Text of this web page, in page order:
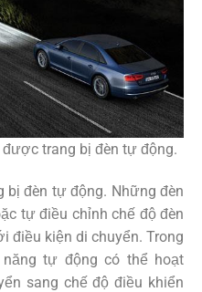
trang bị đèn tự động.
bị đèn tự động. Những đèn
tự điều chỉnh chế độ đèn
điều kiện di chuyển. Trong
tự động có thể hoạt
sang chế độ điều khiển